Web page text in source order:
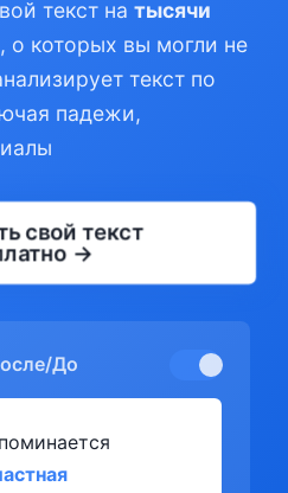
текст на тысячи
о которых вы могли не
текст по
падежи,
свой текст
→
До